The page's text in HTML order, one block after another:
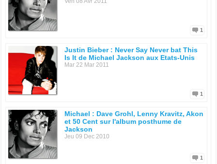
1
Justin Bieber : Never Say Never bat This
Is It de Michael Jackson aux Etats-Unis
Mar 22 Mar 2011
1
Michael : Dave Grohl, Lenny Kravitz, Akon
et 50 Cent sur l'album posthume de
Jackson
Jeu 09 Dec 2010
1